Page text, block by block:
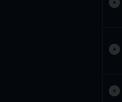
play_circle_filled
play_circle_filled
play_circle_filled